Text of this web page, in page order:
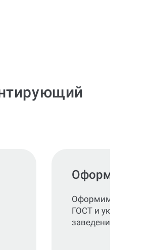
Оформление
Оформим работу
ГОСТ и указаниям
заведения.